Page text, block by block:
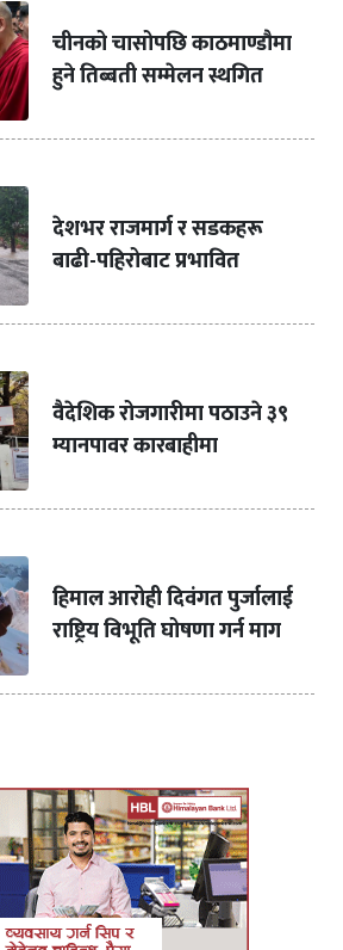
चीनको चासोपछि काठमाण्डौमा
हुने तिब्बती सम्मेलन स्थगित
देशभर राजमार्ग र सडकहरू
बाढी-पहिरोबाट प्रभावित
वैदेशिक रोजगारीमा पठाउने ३९
म्यानपावर कारबाहीमा
हिमाल आरोही दिवंगत पुर्जालाई
राष्ट्रिय विभूति घोषणा गर्न माग